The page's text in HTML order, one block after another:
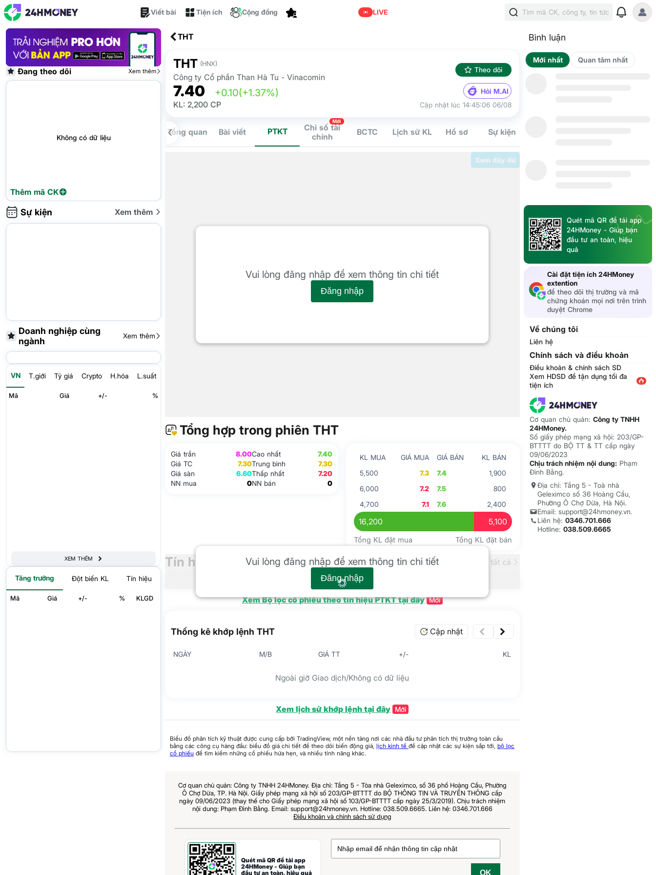
Viết bài Tiện ích Cộng đồng LIVE Tìm mã CK, công ty, tin tức
Đang theo dõi Xem thêm
Không có dữ liệu
Thêm mã CK
Sự kiện Xem thêm
Doanh nghiệp cùng
ngành
Xem thêm
VN T.giới Tỷ giá Crypto H.hóa L.suất
Mã Giá +/- %
XEM THÊM
Tăng trưởng Đột biến KL Tín hiệu
Mã Giá +/- % KLGD
THT
THT (HNX)
Công ty Cổ phần Than Hà Tu - Vinacomin
Theo dõi
7.40 +0.10(+1.37%) Hỏi M.AI
KL: 2,200 CP Cập nhật lúc 14:45:06 06/08
Tổng quan Bài viết PTKT
Chỉ số tài
chính
Mới
BCTC Lịch sử KL Hồ sơ Sự kiện
Xem đầy đủ
Vui lòng đăng nhập để xem thông tin chi tiết
Đăng nhập
Tổng hợp trong phiên THT
Giá trần
8.00
Giá TC
7.30
Giá sàn
6.60
NN mua
0
Cao nhất
7.40
Trung bình
7.30
Thấp nhất
7.20
NN bán
0
KL MUA GIÁ MUA GIÁ BÁN
KL BÁN
5,500
7.3 7.4
1,900
6,000
7.2 7.5
800
4,700
7.1 7.6 2,400
16,200 5,100
Tổng KL đặt mua Tổng KL đặt bán
Tín hiệu kỹ thuật Xem tất cả
Vui lòng đăng nhập để xem thông tin chi tiết
Đăng nhập
Xem Bộ lọc cổ phiếu theo tín hiệu PTKT tại đây Mới
Thống kê khớp lệnh THT Cập nhật
NGÀY M/B GIÁ TT +/- KL
Ngoài giờ Giao dịch/Không có dữ liệu
Xem lịch sử khớp lệnh tại đây Mới
Biểu đồ phân tích kỹ thuật được cung cấp bởi TradingView, một nền tảng nơi các nhà đầu tư phân tích thị trường toàn cầu
bằng các công cụ hàng đầu: biểu đồ giá chi tiết để theo dõi biến động giá, lịch kinh tế để cập nhật các sự kiện sắp tới, bộ lọc
cổ phiếu để tìm kiếm những cổ phiếu hứa hẹn, và nhiều tính năng khác.
Cơ quan chủ quản: Công ty TNHH 24HMoney. Địa chỉ: Tầng 5 - Tòa nhà Geleximco, số 36 phố Hoàng Cầu, Phường
Ô Chợ Dừa, TP. Hà Nội. Giấy phép mạng xã hội số 203/GP-BTTTT do BỘ THÔNG TIN VÀ TRUYỀN THÔNG cấp
ngày 09/06/2023 (thay thế cho Giấy phép mạng xã hội số 103/GP-BTTTT cấp ngày 25/3/2019). Chịu trách nhiệm
nội dung: Phạm Đình Bằng. Email: support@24hmoney.vn. Hotline: 038.509.6665. Liên hệ: 0346.701.666
Điều khoản và chính sách sử dụng
Quét mã QR để tải app
24HMoney - Giúp bạn
đầu tư an toàn, hiệu quả
OK
Bình luận
Mới nhất
Quét mã QR để tải app
24HMoney - Giúp bạn
đầu tư an toàn, hiệu
quả
Cài đặt tiện ích 24HMoney
extention
để theo dõi thị trường và mã
chứng khoán mọi nơi trên trình
duyệt Chrome
Về chúng tôi
Liên hệ
Chính sách và điều khoản
Điều khoản & chính sách SD
Xem HDSD để tận dụng tối đa
tiện ích
Cơ quan chủ quản: Công ty TNHH
24HMoney.
Số giấy phép mạng xã hội: 203/GP-
BTTTT do BỘ TT & TT cấp ngày
09/06/2023
Chịu trách nhiệm nội dung: Phạm
Đình Bằng.
Địa chỉ: Tầng 5 - Toà nhà
Geleximco số 36 Hoàng Cầu,
Phường Ô Chợ Dừa, Hà Nội.
Email: support@24hmoney.vn.
Liên hệ: 0346.701.666
Hotline: 038.509.6665